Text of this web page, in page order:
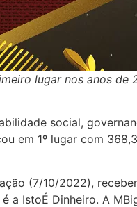
lugar nos anos de
social,
em 1º lugar com
(7/10/2022),
IstoÉ Dinheiro. A